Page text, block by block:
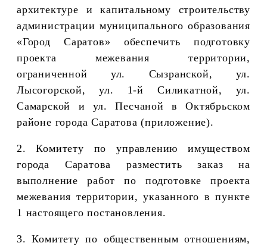
архитектуре и капитальному строительству
администрации муниципального образования
«Город Саратов» обеспечить подготовку
проекта межевания территории,
ограниченной ул. Сызранской, ул.
Лысогорской, ул. 1-й Силикатной,
ул.
Самарской и ул. Песчаной в Октябрьском
районе города Саратова (приложение).
2. Комитету по управлению имуществом
города Саратова разместить заказ на
выполнение работ по подготовке проекта
межевания территории, указанного в пункте
1 настоящего постановления.
3. Комитету по общественным отношениям,